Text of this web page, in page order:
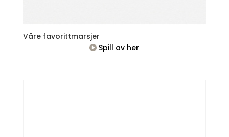
Våre favorittmarsjer
Spill av her